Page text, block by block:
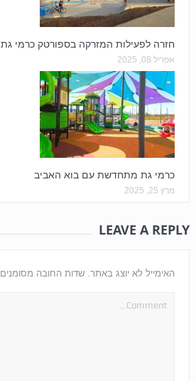
חזרה לפעילות המזרקה בספורטק כרמי גת
אפריל 08, 2025
כרמי גת מתחדשת עם בוא האביב
מרץ 25, 2025
LEAVE A REPLY
האימייל לא יוצג באתר. שדות החובה מסומנים